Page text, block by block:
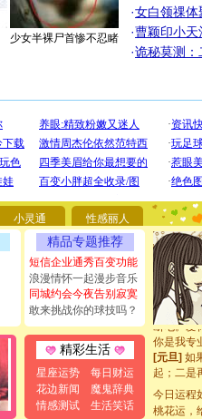
少女半裸尸首惨不忍睹
·女白领祼体
·曹颖印小天
·诡秘莫测：
小灵通 性感丽人
精品专题推荐
短信企业通秀百变功能
浪漫情怀一起漫步音乐
同城约会今夜告别寂寞
敢来挑战你的球技吗？
精彩生活
星座运势
每日财运
花边新闻
魔鬼辞典
情感测试
生活笑话
[圣诞节]
要平安！
[圣诞节]
能正大光
都要快乐
[圣诞节]
如意,快
[元旦]看
断电。爱
你是我专
[元旦]如
起；二是
离。水晶
[元旦]当
泣，这痛
今日运程
桃花运，